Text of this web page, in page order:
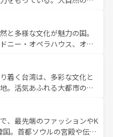
楽と美食が融合した独特の
の各地域で異なる魅力を楽
な歴史を感じることができ
メリカ
てほしい。
番の観光地といえばオアフ
らマウイ島やカウアイ島が
に輝く海をはじめ、豊かな
々を迎えてくれるハワイの
やハワイアンミュージッ
すべてがハワイの魅力を彩
情報
しい。
と多様な文化が魅力の国。
ニー・オペラハウス、オー
えるウルル（エアーズロッ
林やケアンズの熱帯雨林な
、カフェやワイン、オージ
ており、サーフィンやダイ
トドア好きにはたまらな
力を存分に味わいつくそ
着く台湾は、多彩な文化と
。活気あふれる大都市の台
台湾東部など、都市の喧騒
、訪れる人に新しい発見と
、奥深い台湾の食文化も魅
、最先端のファッションやK
。首都ソウルの宮殿や伝統